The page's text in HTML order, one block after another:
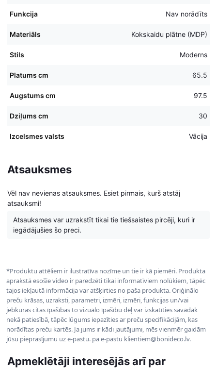
Funkcija Nav norādīts
Materiāls Kokskaidu plātne (MDP)
Stils Moderns
Platums cm 65.5
Augstums cm 97.5
Dziļums cm 30
Izcelsmes valsts Vācija
Atsauksmes
Vēl nav nevienas atsauksmes. Esiet pirmais, kurš atstāj
atsauksmi!
Atsauksmes var uzrakstīt tikai tie tiešsaistes pircēji, kuri ir
iegādājušies šo preci.
*Produktu attēliem ir ilustratīva nozīme un tie ir kā piemēri. Produkta
aprakstā esošie video ir paredzēti tikai informatīviem nolūkiem, tāpēc
tajos iekļautā informācija var atšķirties no paša produkta. Oriģinālo
preču krāsas, uzraksti, parametri, izmēri, izmēri, funkcijas un/vai
jebkuras citas īpašības to vizuālo īpašību dēļ var izskatīties savādāk
nekā patiesībā, tāpēc lūgums iepazīties ar preču specifikācijām, kas
norādītas preču kartēs. Ja jums ir kādi jautājumi, mēs vienmēr gaidām
jūsu pieprasījumu uz e-pastu. pa e-pastu klientiem@bonideco.lv.
Apmeklētāji interesējās arī par